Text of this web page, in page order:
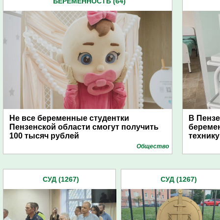
Не все беременные студентки
Пензенской области смогут получить
100 тысяч рублей
Общество
В
технику
СУД (1267) СУД (1267)